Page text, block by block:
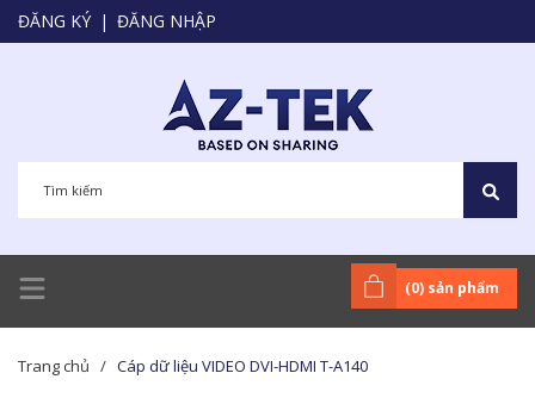
ĐĂNG KÝ | ĐĂNG NHẬP
(0) sản phẩm
Trang chủ / Cáp dữ liệu VIDEO DVI-HDMI T-A140